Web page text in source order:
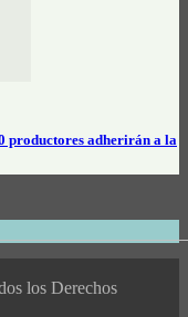
productores adherirán a la
los Derechos